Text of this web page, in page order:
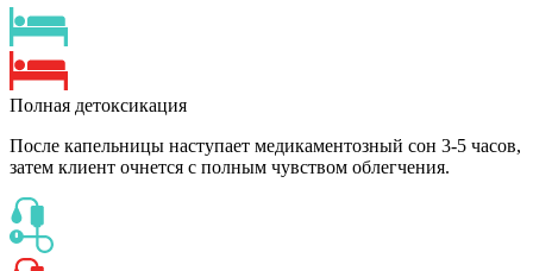
Полная детоксикация
После капельницы наступает медикаментозный сон 3-5 часов,
затем клиент очнется с полным чувством облегчения.